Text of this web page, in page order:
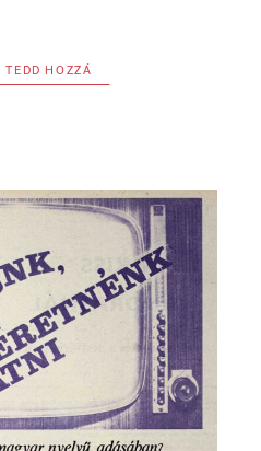
TEDD HOZZÁ